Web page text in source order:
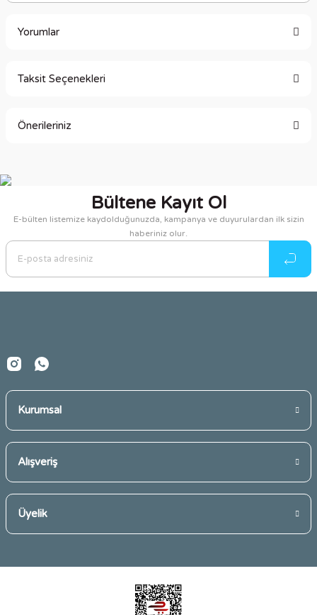
Yorumlar
Taksit Seçenekleri
Önerileriniz
Görüş ve önerileriniz için teşekkür ederiz.
Ürün resmi kalitesiz, bozuk veya görüntülenemiyor.
Ürün açıklamasında eksik bilgiler bulunuyor.
Ürün bilgilerinde hatalar bulunuyor.
Bültene Kayıt Ol
E-bülten listemize kaydolduğunuzda, kampanya ve duyurulardan ilk sizin
haberiniz olur.
Kurumsal
Alışveriş
Üyelik